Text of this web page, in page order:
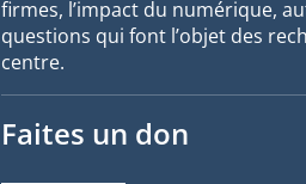
firmes, l’impact du numérique,
questions qui font l’objet des
centre.
Faites un don